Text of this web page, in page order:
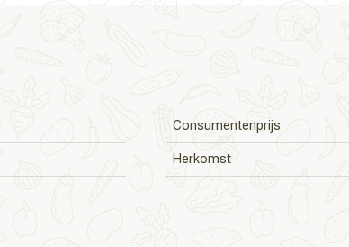
Consumentenprijs
Herkomst